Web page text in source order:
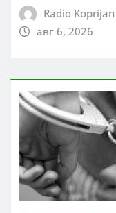
Radio Koprijan
авг 6, 2026